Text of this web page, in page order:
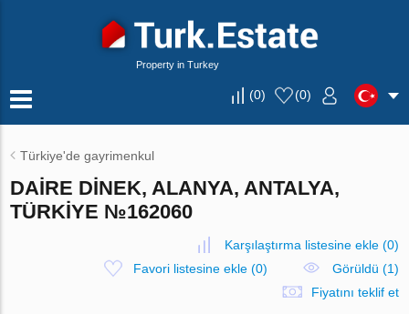
Property in Turkey
(0) (0)
Türkiye'de gayrimenkul
DAIRE DINEK, ALANYA, ANTALYA,
TÜRKIYE №162060
Karşılaştırma listesine ekle(0)
Favori listesine ekle(0)
Görüldü (1)
Fiyatını teklif et